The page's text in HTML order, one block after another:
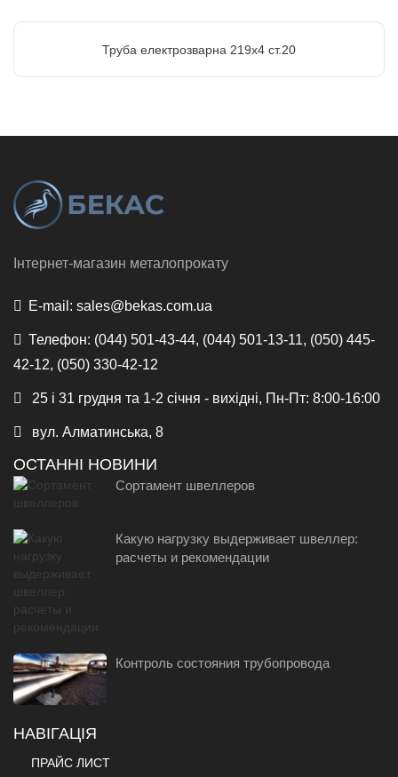
Труба електрозварна 219х4 ст.20
Інтернет-магазин металопрокату
E-mail: sales@bekas.com.ua
Телефон: (044) 501-43-44, (044) 501-13-11, (050) 445-
42-12, (050) 330-42-12
25 і 31 грудня та 1-2 січня - вихідні, Пн-Пт: 8:00-16:00
вул. Алматинська, 8
ОСТАННІ НОВИНИ
Сортамент швеллеров
Какую нагрузку выдерживает швеллер:
расчеты и рекомендации
Контроль состояния трубопровода
НАВІГАЦІЯ
ПРАЙС ЛИСТ